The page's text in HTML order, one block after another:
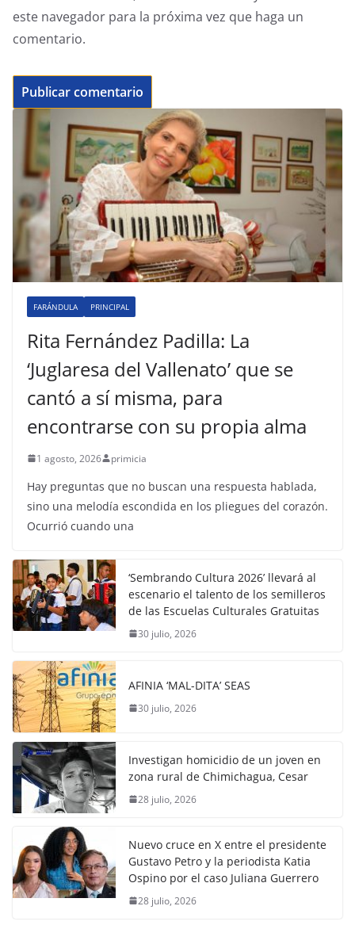
este navegador para la próxima vez que haga un
comentario.
FARÁNDULA PRINCIPAL
Rita Fernández Padilla: La
‘Juglaresa del Vallenato’ que se
cantó a sí misma, para
encontrarse con su propia alma
1 agosto, 2026 primicia
Hay preguntas que no buscan una respuesta hablada,
sino una melodía escondida en los pliegues del corazón.
Ocurrió cuando una
‘Sembrando Cultura 2026’ llevará al
escenario el talento de los semilleros
de las Escuelas Culturales Gratuitas
30 julio, 2026
AFINIA ‘MAL-DITA’ SEAS
30 julio, 2026
Investigan homicidio de un joven en
zona rural de Chimichagua, Cesar
28 julio, 2026
Nuevo cruce en X entre el presidente
Gustavo Petro y la periodista Katia
Ospino por el caso Juliana Guerrero
28 julio, 2026